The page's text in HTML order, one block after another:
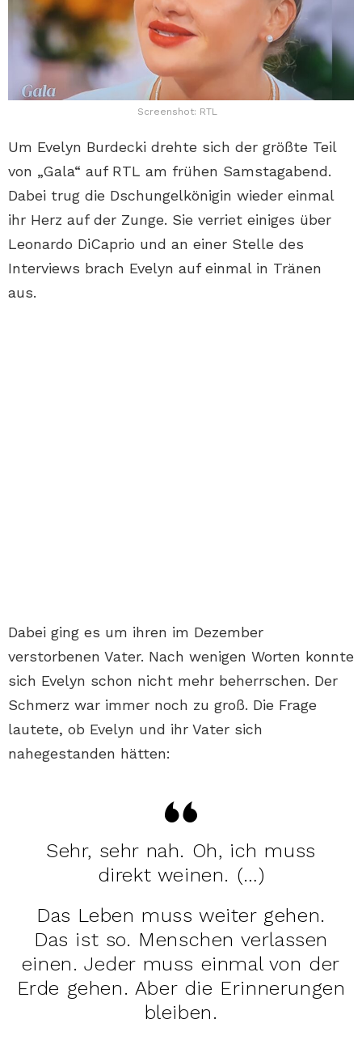
Screenshot: RTL
Um Evelyn Burdecki drehte sich der größte Teil
von „Gala“ auf RTL am frühen Samstagabend.
Dabei trug die Dschungelkönigin wieder einmal
ihr Herz auf der Zunge. Sie verriet einiges über
Leonardo DiCaprio und an einer Stelle des
Interviews brach Evelyn auf einmal in Tränen
aus.
Dabei ging es um ihren im Dezember
verstorbenen Vater. Nach wenigen Worten konnte
sich Evelyn schon nicht mehr beherrschen. Der
Schmerz war immer noch zu groß. Die Frage
lautete, ob Evelyn und ihr Vater sich
nahegestanden hätten:
Sehr, sehr nah. Oh, ich muss
direkt weinen. (…)
Das Leben muss weiter gehen.
Das ist so. Menschen verlassen
einen. Jeder muss einmal von der
Erde gehen. Aber die Erinnerungen
bleiben.